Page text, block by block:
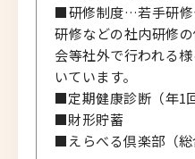
■研修制度…若手研修
研修などの社内研修
会等社外で行われる
いています。
■定期健康診断（年1回
■財形貯蓄
■えらべる倶楽部（総